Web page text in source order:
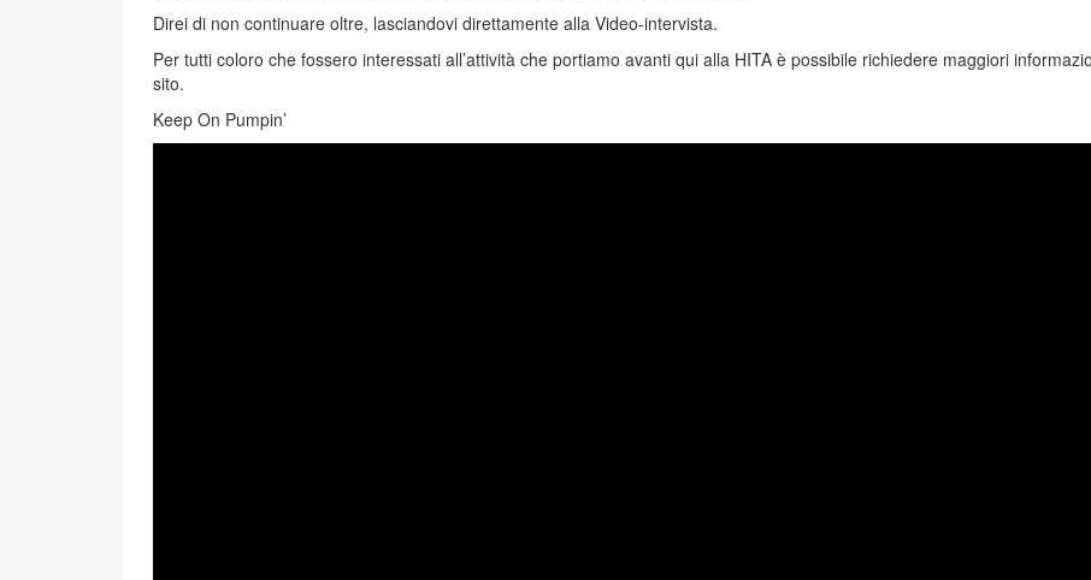
Direi di non continuare oltre, lasciandovi direttamente alla Video-intervista.
Per tutti coloro che fossero interessati all’attività che portiamo avanti qui alla HITA è possibile richiedere maggiori
sito.
Keep On Pumpin’